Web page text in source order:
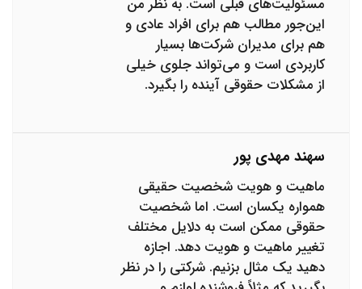
مسئولیت‌های قبلی است. به نظر من
این‌جور مطالب هم برای افراد عادی و
هم برای مدیران شرکت‌ها بسیار
کاربردی است و می‌تواند جلوی خیلی
از مشکلات حقوقی آینده را بگیرد.
سهند مهدی پور
ماهیت و هویت شخصیت حقیقی
همواره یکسان است. اما شخصیت
حقوقی ممکن است به دلایل مختلف
تغییر ماهیت و هویت دهد. اجازه
دهید یک مثال بزنیم. شرکتی را در نظر